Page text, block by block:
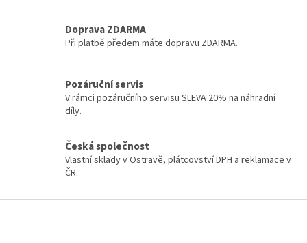
í
k
i
n
í
Doprava ZDARMA
Při platbě předem máte dopravu ZDARMA.
Pozáruční servis
V rámci pozáručního servisu SLEVA 20% na náhradní
díly.
Česká společnost
Vlastní sklady v Ostravě, plátcovství DPH a reklamace v
ČR.